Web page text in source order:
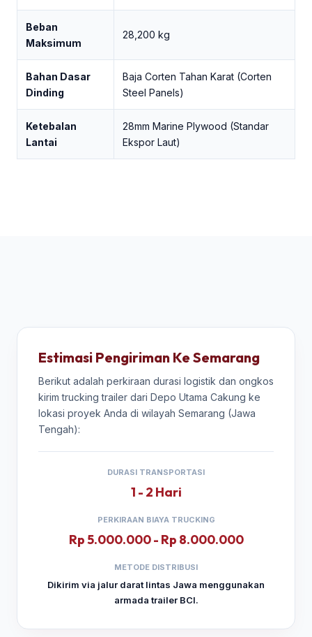
Beban
Maksimum
28,200 kg
Bahan Dasar
Dinding
Baja Corten Tahan Karat (Corten
Steel Panels)
Ketebalan
Lantai
28mm Marine Plywood (Standar
Ekspor Laut)
Estimasi Pengiriman Ke Semarang
Berikut adalah perkiraan durasi logistik dan ongkos
kirim trucking trailer dari Depo Utama Cakung ke
lokasi proyek Anda di wilayah Semarang (Jawa
Tengah):
DURASI TRANSPORTASI
1 - 2 Hari
PERKIRAAN BIAYA TRUCKING
Rp 5.000.000 - Rp 8.000.000
METODE DISTRIBUSI
Dikirim via jalur darat lintas Jawa menggunakan
armada trailer BCI.